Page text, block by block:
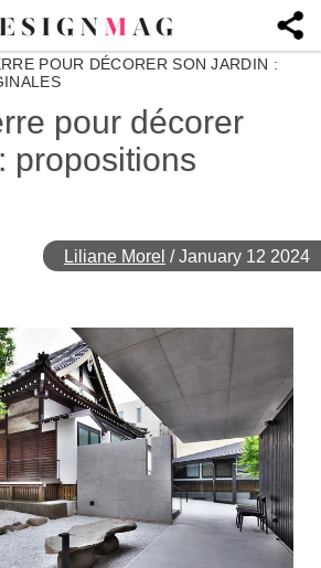
POUR DÉCORER SON JARDIN :
pour décorer
propositions
Liliane Morel /January 12 2024